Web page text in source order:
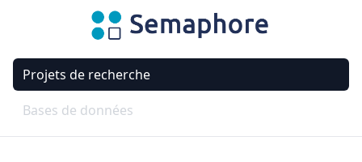
Projets de recherche
Bases de données